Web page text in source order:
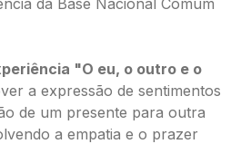
da Base Nacional Comum
"O eu, o outro e o
a expressão de sentimentos
de um presente para outra
a empatia e o prazer